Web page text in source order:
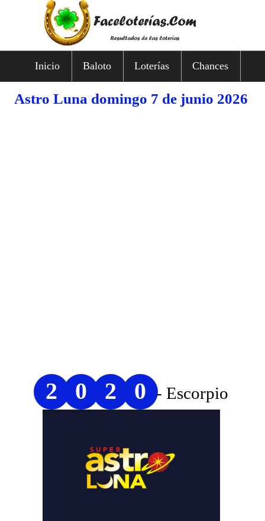
Inicio Baloto Loterías Chances
Astro Luna domingo 7 de junio 2026
2 0 2 0 - Escorpio